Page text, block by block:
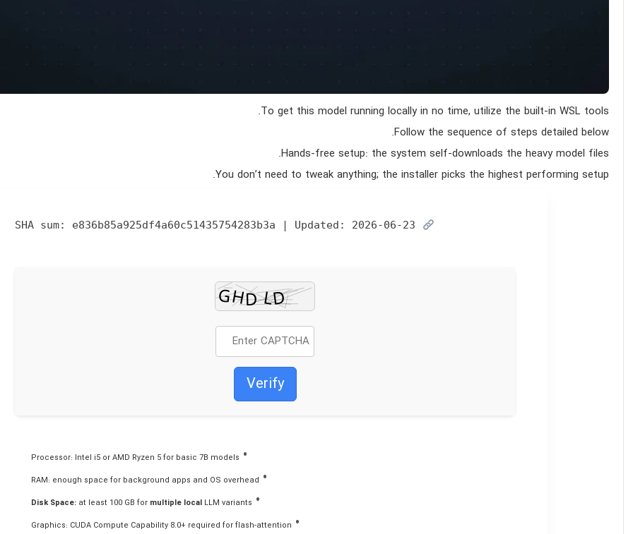
To get this model running locally in no time, utilize the built-in WSL tools
.
Follow the sequence of steps detailed below.
Hands-free setup: the system self-downloads the heavy model files.
You don’t need to tweak anything; the installer picks the highest performing setup
.
e836b85a925df4a60c51435754283b3a | Updated: 2026-06-23
Verify
Processor: Intel i5 or AMD Ryzen 5for basic 7B models
RAM: enough space for background apps and OS overhead
Disk Space: at least 100 GB for multiple local LLM variants
Graphics: CUDA Compute Capability 8.0+ required for flash-attention